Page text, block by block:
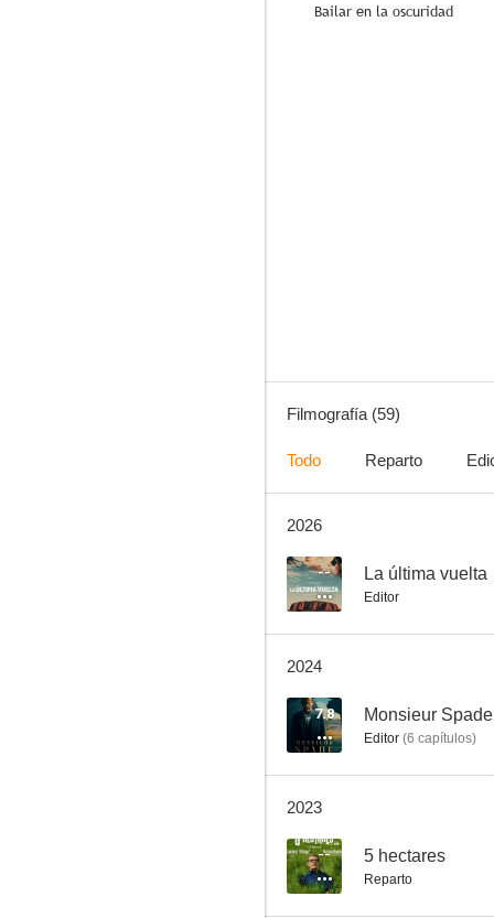
Bailar en la oscuridad
Filmografía (59)
Todo Reparto
2026
-- La última vuelta
Editor
2024
7.8 Monsieur Spade
Editor (6 capítulos)
2023
-- 5 hectares
Reparto